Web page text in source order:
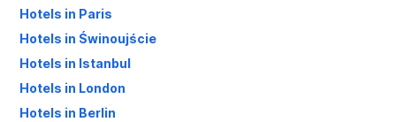
Hotels in Paris
Hotels in Świnoujście
Hotels in Istanbul
Hotels in London
Hotels in Berlin